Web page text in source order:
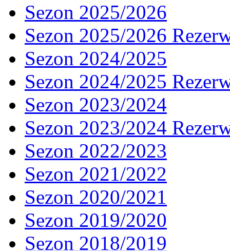
Sezon 2025/2026
Sezon 2025/2026
Sezon 2024/2025
Sezon 2024/2025
Sezon 2023/2024
Sezon 2023/2024
Sezon 2022/2023
Sezon 2021/2022
Sezon 2020/2021
Sezon 2019/2020
Sezon 2018/2019